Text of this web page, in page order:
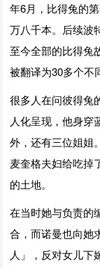
年6月，比得兔的
万八千本。后续波
至今全部的比得兔
被翻译为30多个不
很多人在问彼得兔
人化呈现，他身穿
外，还有三位姐姐
麦奎格夫妇给吃掉
的土地。
在当时她与负责的
合，而诺曼也向她
人」，反对女儿下